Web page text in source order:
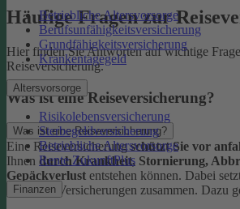
Betriebliche Altersvorsorge
Berufsunfähigkeitsversicherung
Grundfähigkeitsversicherung
Krankentagegeld
Altersvorsorge
Risikolebensversicherung
Sterbegeldversicherung
Betriebliche Altersvorsorge
Rente ZukunftPlus
Finanzen
Häufige Fragen zur
Hier finden Sie Antworten auf wichtige
Reiseversicherung.
Was ist eine Reiseversicherung?
Was ist eine Reiseversicherung?
Eine Reiseversicherungschützt Sie vor
Ihnen durch Krankheit, Stornierung,
Gepäckverlust entstehen können. Dabei
mehreren Versicherungen zusammen. Dazu